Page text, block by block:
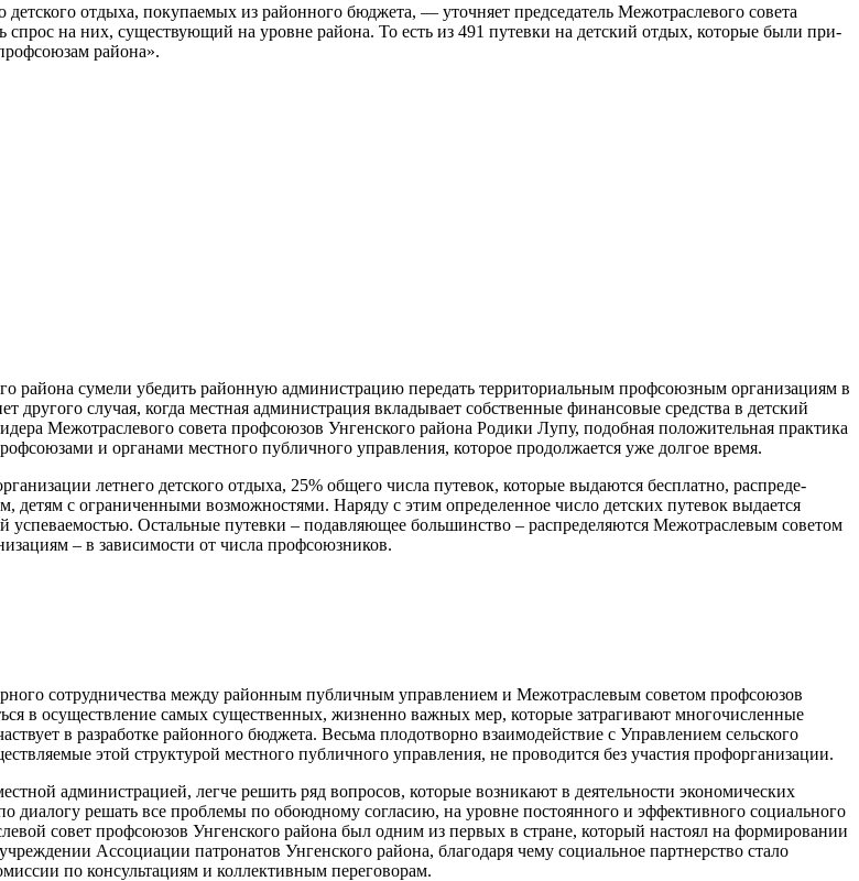
детского от­дыха, покупаемых из районно­го бюджета, — уточняет предсе­датель Межотраслевого совета
на них, существующий на уровне райо­на. То есть из 491 путевки на детский отдых, которые были при­
района».
района сумели убедить районную адми­нистрацию передать территори­альным профсоюзным органи­зациям в
другого случая, когда мест­ная администрация вкладывает собственные финансовые средс­тва в детский
Межотраслевого совета профсоюзов Унгенского района Родики Лупу, подобная положи­тельная практика
и органами местного публичного управле­ния, которое продолжается уже долгое время.
летнего детского отдыха, 25% общего числа путевок, которые выдаются бесплатно, распреде­
детям с ограниченными возможностя­ми. Наряду с этим определен­ное число детских путевок вы­дается
Остальные путев­ки – подавляющее большинство – распределяются Межотрасле­вым советом
– в зависимости от числа профсоюзников.
сотруд­ничества между районным пуб­личным управлением и Межот­раслевым советом профсою­зов
в осу­ществление самых существен­ных, жизненно важных мер, ко­торые затрагивают многочис­ленные
в разработке районного бюджета. Весьма плодотворно взаимодействие с Управлением сельского
этой структурой мест­ного публичного управления, не проводится без участия профор­ганизации.
администрацией, легче решить ряд вопросов, которые возни­кают в деятельности экономи­ческих
диа­логу решать все проблемы по обоюдному согласию, на уров­не постоянного и эффективного социального
совет профсоюзов Унген­ского района был одним из пер­вых в стране, который настоял на формировании
Ассоциации пат­ронатов Унгенского района, бла­годаря чему социальное парт­нерство стало
по консультациям и кол­лективным переговорам.